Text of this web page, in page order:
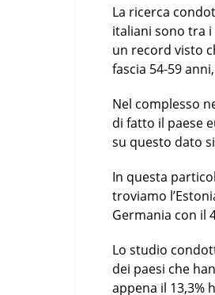
La ricerca
italiani sono tra i
un record visto
fascia 54-59
Nel complesso
di fatto il paese
su questo dato
In questa
troviamo
Germania con il
Lo studio
dei paesi che
appena il 13,3%